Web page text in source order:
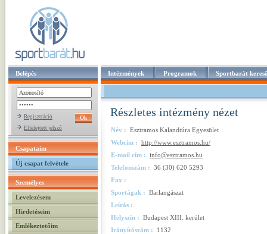
Belépés
Regisztráció
Elfelejtett jelszó
Csapataim
Új csapat felvétele
Személyes
Levelezésem
Hirdetéseim
Emlékeztetőim
Intézmények Programok Sportbarát
Részletes intézmény nézet
Név : Esztramos Kalandtúra Egyesület
Webcím : http://www.esztramos.hu/
E-mail cím : info@esztramos.hu
Telefonszám : 36 (30) 620 5293
Fax :
Sportágak : Barlangászat
Leírás :
Helyszín : Budapest XIII. kerület
Irányítószám :
1132